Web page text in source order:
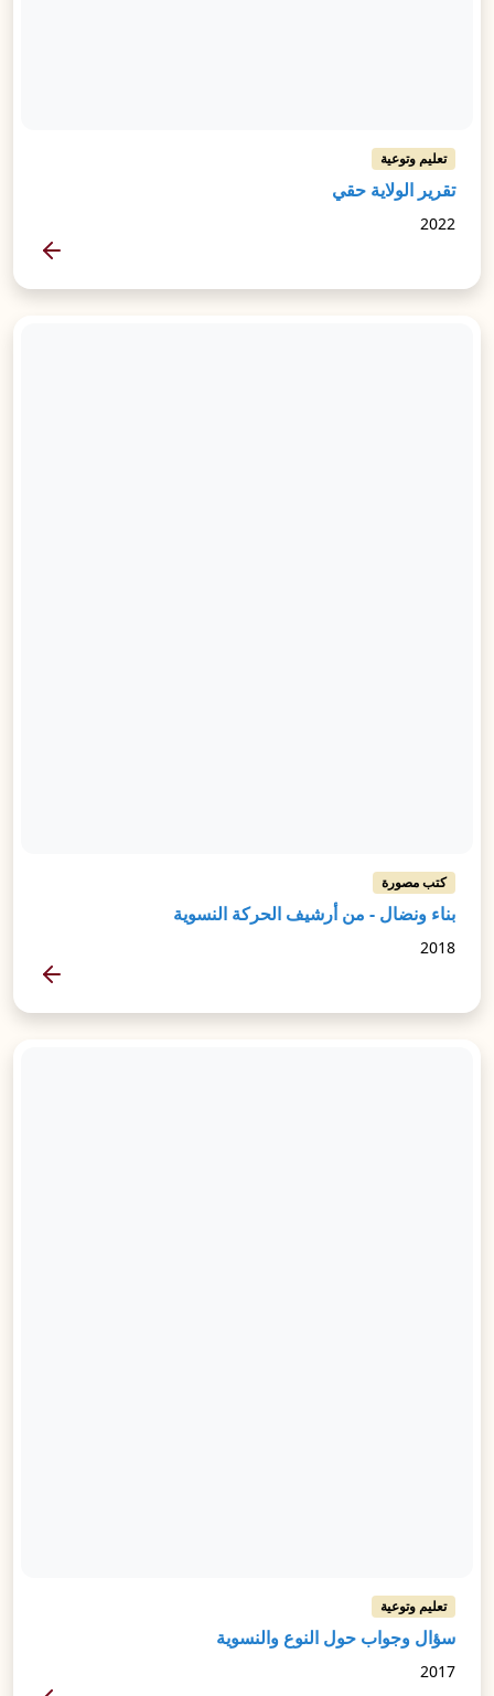
تعليم وتوعية
تقرير الولاية حقي
2022
المزيد
كتب مصورة
بناء ونضال - من أرشيف الحركة النسوية
2018
المزيد
تعليم وتوعية
سؤال وجواب حول النوع والنسوية
2017